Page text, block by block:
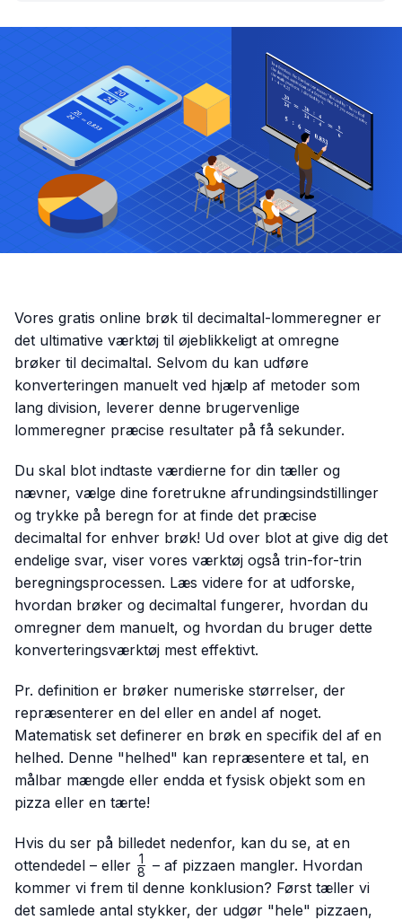
Vores gratis online brøk til decimaltal-lommeregner er
det ultimative værktøj til øjeblikkeligt at omregne
brøker til decimaltal. Selvom du kan udføre
konverteringen manuelt ved hjælp af metoder som
lang division, leverer denne brugervenlige
lommeregner præcise resultater på få sekunder.
Du skal blot indtaste værdierne for din tæller og
nævner, vælge dine foretrukne afrundingsindstillinger
og trykke på beregn for at finde det præcise
decimaltal for enhver brøk! Ud over blot at give dig det
endelige svar, viser vores værktøj også trin-for-trin
beregningsprocessen. Læs videre for at udforske,
hvordan brøker og decimaltal fungerer, hvordan du
omregner dem manuelt, og hvordan du bruger dette
konverteringsværktøj mest effektivt.
Pr. definition er brøker numeriske størrelser, der
repræsenterer en del eller en andel af noget.
Matematisk set definerer en brøk en specifik del af en
helhed. Denne "helhed" kan repræsentere et tal, en
målbar mængde eller endda et fysisk objekt som en
pizza eller en tærte!
Hvis du ser på billedet nedenfor, kan du se, at en
ottendedel – eller \frac{1}
{8}
8
1
– af pizzaen mangler. Hvordan
kommer vi frem til denne konklusion? Først tæller vi
det samlede antal stykker, der udgør "hele" pizzaen,